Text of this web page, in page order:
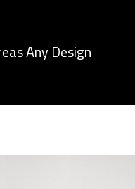
Any Design